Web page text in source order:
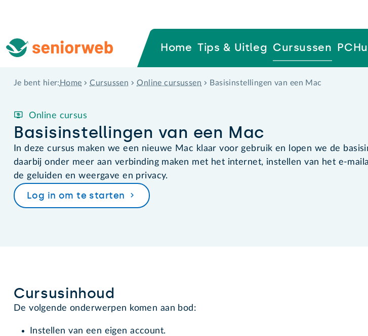
Home Tips & Uitleg Cursussen
Je bent hier: Home Cursussen Online cursussen Basisinstellingen van een Mac
Online cursus
Basisinstellingen van een Mac
In deze cursus maken we een nieuwe Mac klaar voor gebruik en lopen we de
daarbij onder meer aan verbinding maken met het internet, instellen van het e-
de geluiden en weergave en privacy.
Log in om te starten
Cursusinhoud
De volgende onderwerpen komen aan bod:
Instellen van een eigen account.